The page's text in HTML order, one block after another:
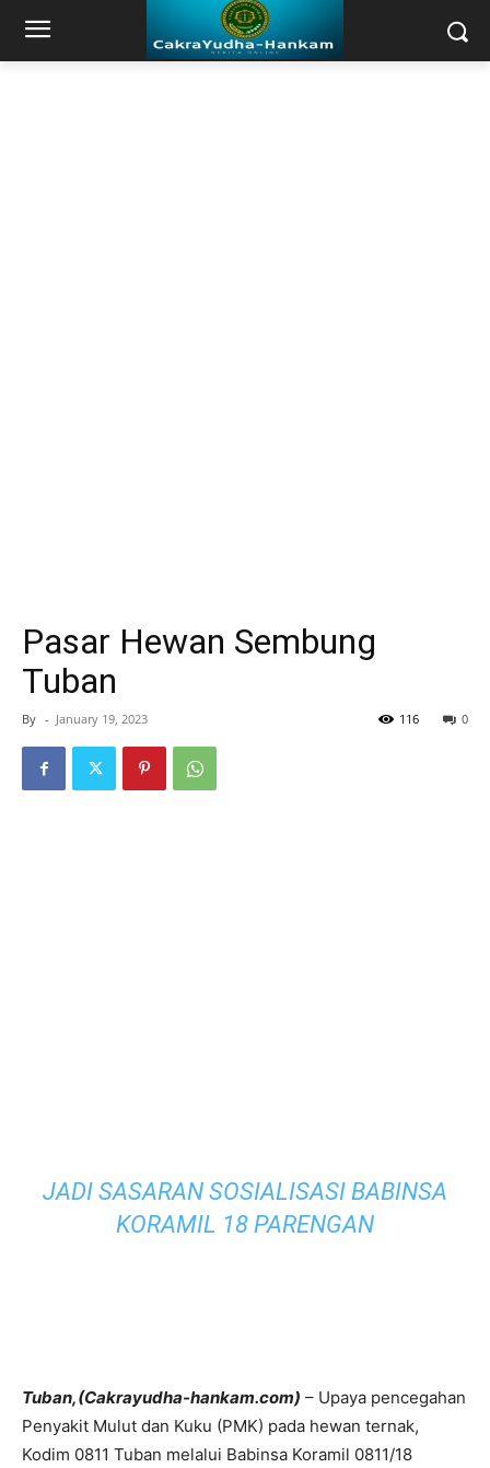
Pasar Hewan Sembung
Tuban
By - January 19, 2023 0
116
JADI SASARAN SOSIALISASI BABINSA
KORAMIL 18 PARENGAN
Tuban,(Cakrayudha-hankam.com) – Upaya pencegahan
Penyakit Mulut dan Kuku (PMK) pada hewan ternak,
Kodim 0811 Tuban melalui Babinsa Koramil 0811/18